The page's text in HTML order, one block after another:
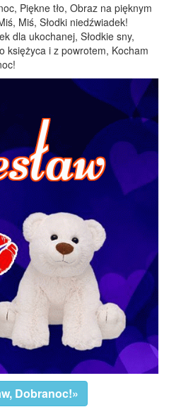
Piękne tło, Obraz na pięknym
Miś, Słodki niedźwiadek!
dla ukochanej, Słodkie sny,
księżyca i z powrotem, Kocham
Dobranoc!»